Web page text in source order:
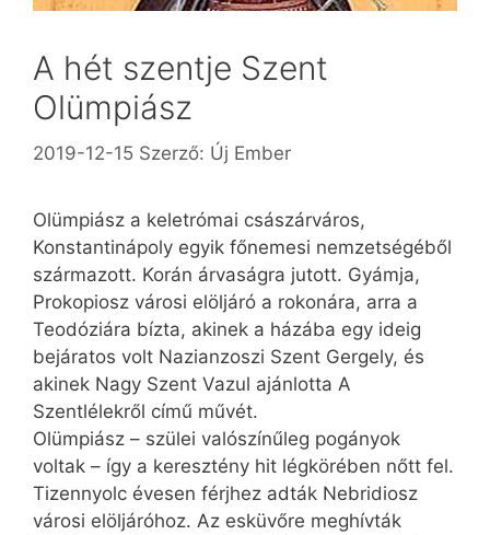
A hét szentje Szent
Olümpiász
2019-12-15 Szerző: Új Ember
Olümpiász a keletrómai császárváros,
Konstantinápoly egyik főnemesi nemzetségéből
szár­mazott. Korán árvaságra jutott. Gyámja,
Prokopiosz városi elöljáró a rokonára, arra a
Teodóziára bízta, akinek a házába egy ideig
bejáratos volt Nazian­zoszi Szent Gergely, és
akinek Nagy Szent Vazul ajánlotta A
Szentlélekről című művét.
Olümpiász – szülei valószínűleg pogányok
voltak – így a keresztény hit légkörében nőtt fel.
Tizennyolc évesen férjhez adták Neb­ridiosz
városi elöljáróhoz. Az esküvőre meghívták